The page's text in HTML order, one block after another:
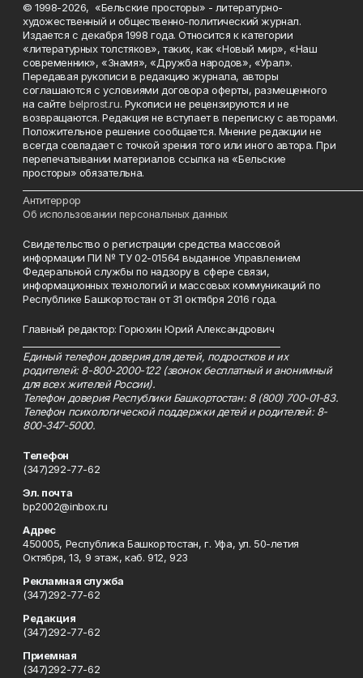
© 1998-2026, «Бельские просторы» - литературно-
художественный и общественно-политический журнал.
Издается с декабря 1998 года. Относится к категории
«литературных толстяков», таких, как «Новый мир», «Наш
современник», «Знамя», «Дружба народов», «Урал».
Передавая рукописи в редакцию журнала, авторы
соглашаются с условиями договора оферты, размещенного
на сайтеbelprost.ru. Рукописи не рецензируются и не
возвращаются. Редакция не вступает в переписку с авторами.
Положительное решение сообщается. Мнение редакции не
всегда совпадает с точкой зрения того или иного автора. При
перепечатывании материалов ссылка на «Бельские
просторы» обязательна.
Антитеррор
Об использовании персональных данных
Свидетельство о регистрации средства массовой
информации ПИ № ТУ 02-01564 выданное Управлением
Федеральной службы по надзору в сфере связи,
информационных технологий и массовых коммуникаций по
Республике Башкортостан от 31 октября 2016 года.
Главный редактор: Горюхин Юрий Александрович
Единый телефон доверия для детей, подростков и их
родителей: 8-800-2000-122 (звонок бесплатный и анонимный
для всех жителей России).
Телефон доверия Республики Башкортостан: 8 (800) 700-01-83.
Телефон психологической поддержки детей и родителей: 8-
800-347-5000.
Телефон
(347)292-77-62
Эл. почта
bp2002@inbox.ru
Адрес
450005, Республика Башкортостан, г. Уфа, ул. 50-летия
Октября, 13, 9 этаж, каб. 912, 923
Рекламная служба
(347)292-77-62
Редакция
(347)292-77-62
Приемная
(347)292-77-62